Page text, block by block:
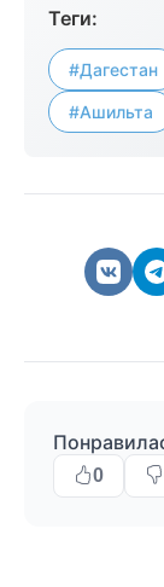
Теги:
#Дагестан
#Ашильта
0